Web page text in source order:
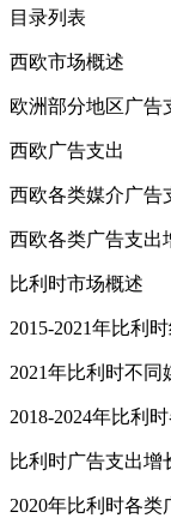
目录列表
西欧市场概述
欧洲部分地区广告
西欧广告支出
西欧各类媒介广告
西欧各类广告支出
比利时市场概述
2015-2021年比利
2021年比利时不同
2018-2024年比利
比利时广告支出增
2020年比利时各类